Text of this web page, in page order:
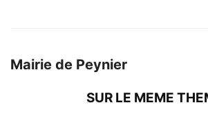
Mairie de Peynier
SUR LE MEME